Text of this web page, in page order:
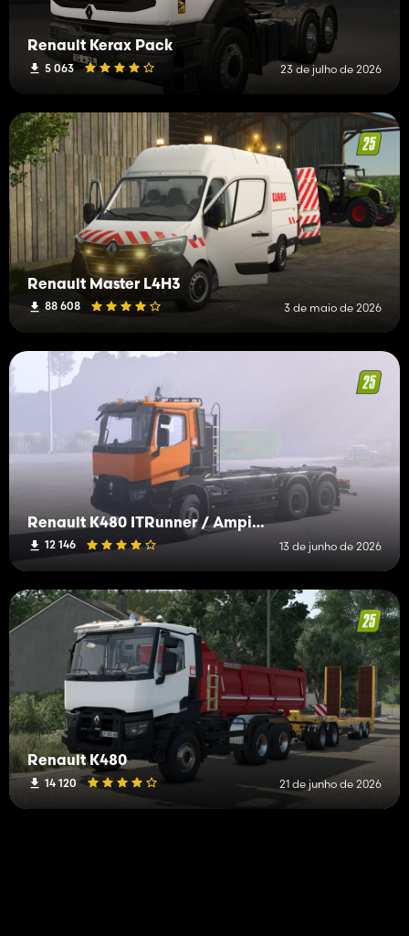
Renault Kerax Pack
5 063 23 de julho de 2026
Renault Master L4H3
88 608 3 de maio de 2026
Renault K480 ITRunner / Ampiroll
12 146 13 de junho de 2026
Renault K480
14 120 21 de junho de 2026